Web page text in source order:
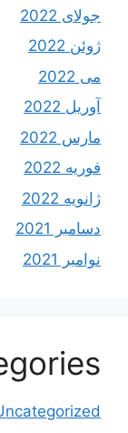
جولای 2022
ژوئن 2022
می 2022
آوریل 2022
مارس 2022
فوریه 2022
ژانویه 2022
دسامبر 2021
نوامبر 2021